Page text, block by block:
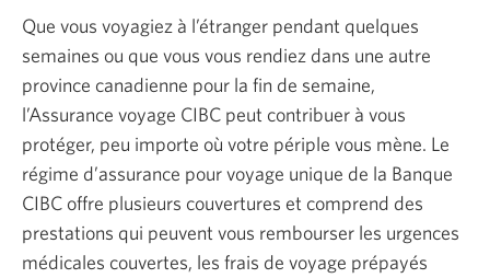
Que vous voyagiez à l’étranger pendant quelques
semaines ou que vous vous rendiez dans une autre
province canadienne pour la fin de semaine,
l’Assurance voyage CIBC peut contribuer à vous
protéger, peu importe où votre périple vous mène. Le
régime d’assurance pour voyage unique de la Banque
CIBC offre plusieurs couvertures et comprend des
prestations qui peuvent vous rembourser les urgences
médicales couvertes, les frais de voyage prépayés